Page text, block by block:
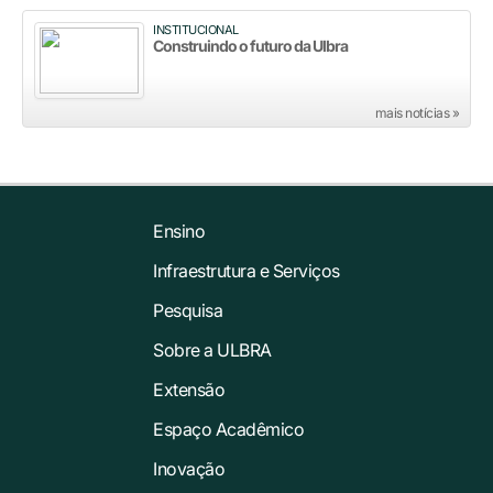
INSTITUCIONAL
Construindo o futuro da Ulbra
mais notícias »
Ensino
Infraestrutura e Serviços
Pesquisa
Sobre a ULBRA
Extensão
Espaço Acadêmico
Inovação